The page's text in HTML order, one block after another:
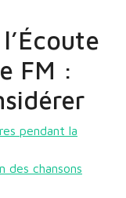
FM :
pendant la
des chansons